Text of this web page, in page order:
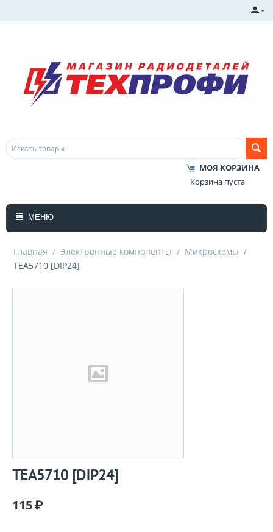
МОЯ КОРЗИНА
Корзина пуста
МЕНЮ
Главная / Электронные компоненты / Микросхемы /
TEA5710 [DIP24]
TEA5710 [DIP24]
115₽